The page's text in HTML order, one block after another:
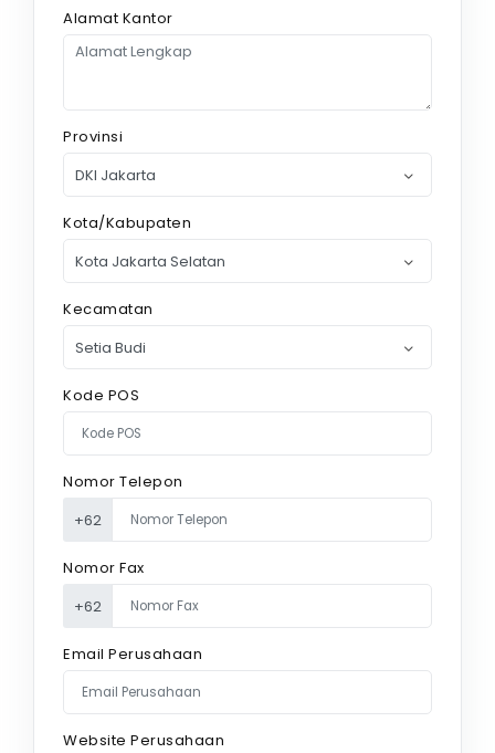
Alamat Kantor
Provinsi
Kota/Kabupaten
Kecamatan
Kode POS
Nomor Telepon
+62
Nomor Fax
+62
Email Perusahaan
Website Perusahaan